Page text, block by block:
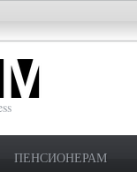
ПЕНСИОНЕРАМ